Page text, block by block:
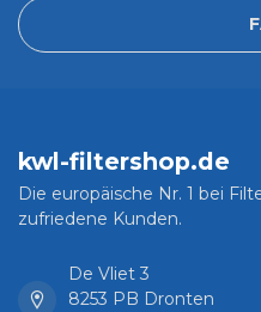
kwl-filtershop.de
Die europäische Nr. 1 bei
zufriedene Kunden.
De Vliet 3
8253 PB Dronten